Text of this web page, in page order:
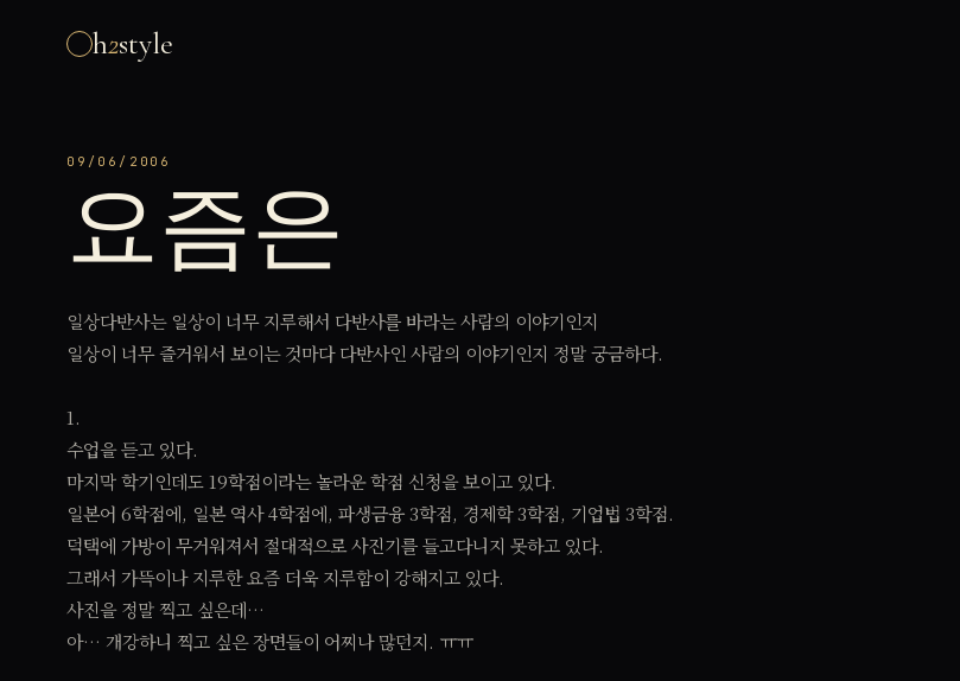
h2style
09/06/2006
요즘은
일상다반사는 일상이 너무 지루해서 다반사를 바라는 사람의 이야기인지
일상이 너무 즐거워서 보이는 것마다 다반사인 사람의 이야기인지 정말 궁금하다.
1.
수업을 듣고 있다.
마지막 학기인데도 19학점이라는 놀라운 학점 신청을 보이고 있다.
일본어 6학점에, 일본 역사 4학점에, 파생금융 3학점, 경제학 3학점, 기업법 3학점.
덕택에 가방이 무거워져서 절대적으로 사진기를 들고다니지 못하고 있다.
그래서 가뜩이나 지루한 요즘 더욱 지루함이 강해지고 있다.
사진을 정말 찍고 싶은데…
아… 개강하니 찍고 싶은 장면들이 어찌나 많던지. ㅠㅠ